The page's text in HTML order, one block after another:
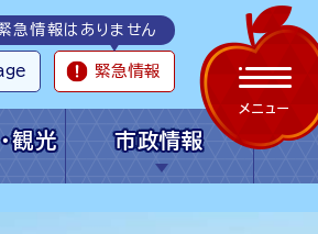
急情報はありません
緊急情報
メニュー
観光 市政情報